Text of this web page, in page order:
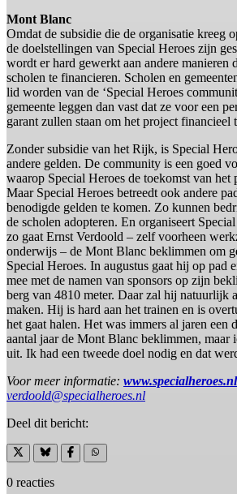
Mont Blanc
Omdat de subsidie die de organisatie kreeg
de doelstellingen van Special Heroes zijn
wordt er hard gewerkt aan andere manieren
scholen te financieren. Scholen en
lid worden van de ‘Special Heroes
gemeente leggen dan vast dat ze voor een
garant zullen staan om het project financieel
Zonder subsidie van het Rijk, is Special
andere gelden. De community is een goed
waarop Special Heroes de toekomst van
Maar Special Heroes betreedt ook andere
benodigde gelden te komen. Zo kunnen
de scholen adopteren. En organiseert
zo gaat Ernst Verdoold – zelf voorheen
onderwijs – de Mont Blanc beklimmen om
Special Heroes. In augustus gaat hij op pad
mee met de namen van sponsors op zijn
berg van 4810 meter. Daar zal hij natuurlijk
maken. Hij is hard aan het trainen en is
het gaat halen. Het was immers al jaren
aantal jaar de Mont Blanc beklimmen, maar
uit. Ik had een tweede doel nodig en dat
Voor meer informatie: www.specialheroes.nl
verdoold@specialheroes.nl
Deel dit bericht:
0 reacties